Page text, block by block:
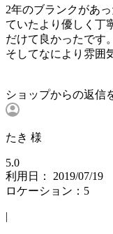
2年のブランクがあ
ていたより優しく丁
だけて良かったです。
そしてなにより雰囲
ショップからの返信
たき 様
5.0
利用日： 2019/07/19
ロケーション：5
|